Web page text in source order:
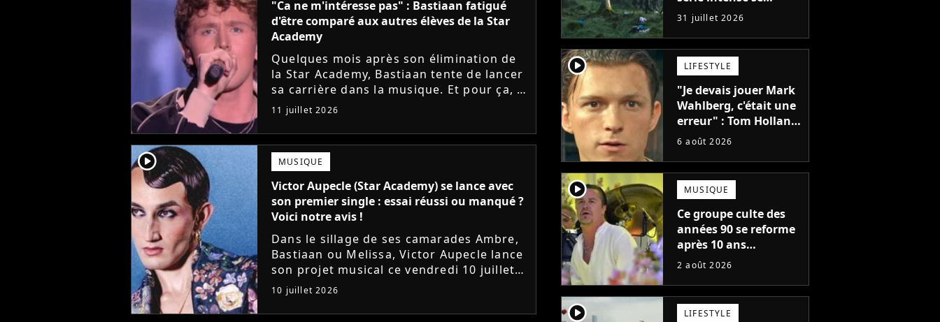
"Ca ne m'intéresse pas" : Bastiaan fatigué
d'être comparé aux autres élèves de la Star
Academy
Quelques mois après son élimination de
la Star Academy, Bastiaan tente de lancer
sa carrière dans la musique. Et pour ça, le
chanteur a récemment dévoilé "Château",
son premier single....
11 juillet 2026
player2 MUSIQUE
Victor Aupecle (Star Academy) se lance avec
son premier single : essai réussi ou manqué ?
Voici notre avis !
Dans le sillage de ses camarades Ambre,
Bastiaan ou Melissa, Victor Aupecle lance
son projet musical ce vendredi 10 juillet
avec la parution du single Je fais de mon
mieux. Le demi-finaliste...
10 juillet 2026
regarde en une seule
après-midi
31 juillet 2026
player2 LIFESTYLE
"Je devais jouer Mark
Wahlberg, c'était une
erreur" : Tom Holland,
la star de Spider-Man,
blockbuster
6 août 2026
player2 MUSIQUE
Ce groupe culte des
années 90 se reforme
après 10 ans
d'absence et annonce
2 août 2026
player2 LIFESTYLE